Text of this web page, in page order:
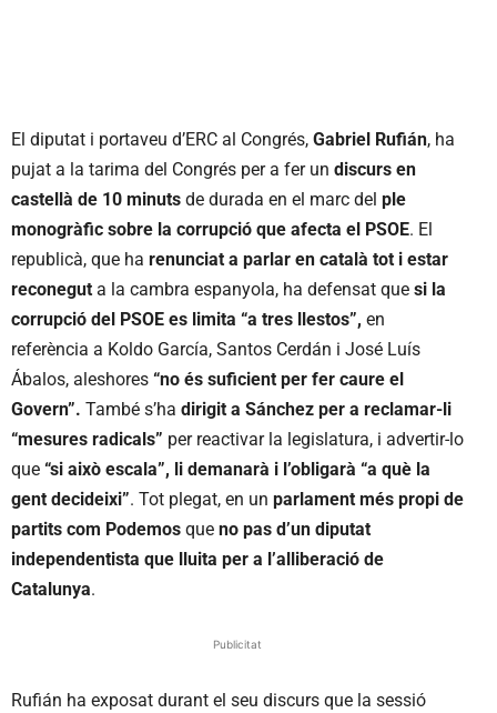
El diputat i portaveu d’ERC al Congrés, Gabriel Rufián, ha
pujat a la tarima del Congrés per a fer un discurs en
castellà de 10 minuts de durada en el marc del ple
monogràfic sobre la corrupció que afecta el PSOE. El
republicà, que ha renunciat a parlar en català tot i estar
reconegut a la cambra espanyola, ha defensat que si la
corrupció del PSOE es limita “a tres llestos”, en
referència a Koldo García, Santos Cerdán i José Luís
Ábalos, aleshores “no és suficient per fer caure el
Govern”. També s’ha dirigit a Sánchez per a reclamar-li
“mesures radicals” per reactivar la legislatura, i advertir-lo
que “si això escala”, li demanarà i l’obligarà “a què la
gent decideixi”. Tot plegat, en un parlament més propi de
partits com Podemos que no pas d’un diputat
independentista que lluita per a l’alliberació de
Catalunya.
Publicitat
Rufián ha exposat durant el seu discurs que la sessió